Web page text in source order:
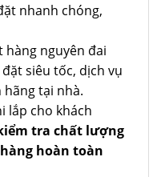
nhanh chóng,
hàng nguyên đai
siêu tốc, dịch vụ
tại nhà.
lắp cho khách
tra chất lượng
hoàn toàn